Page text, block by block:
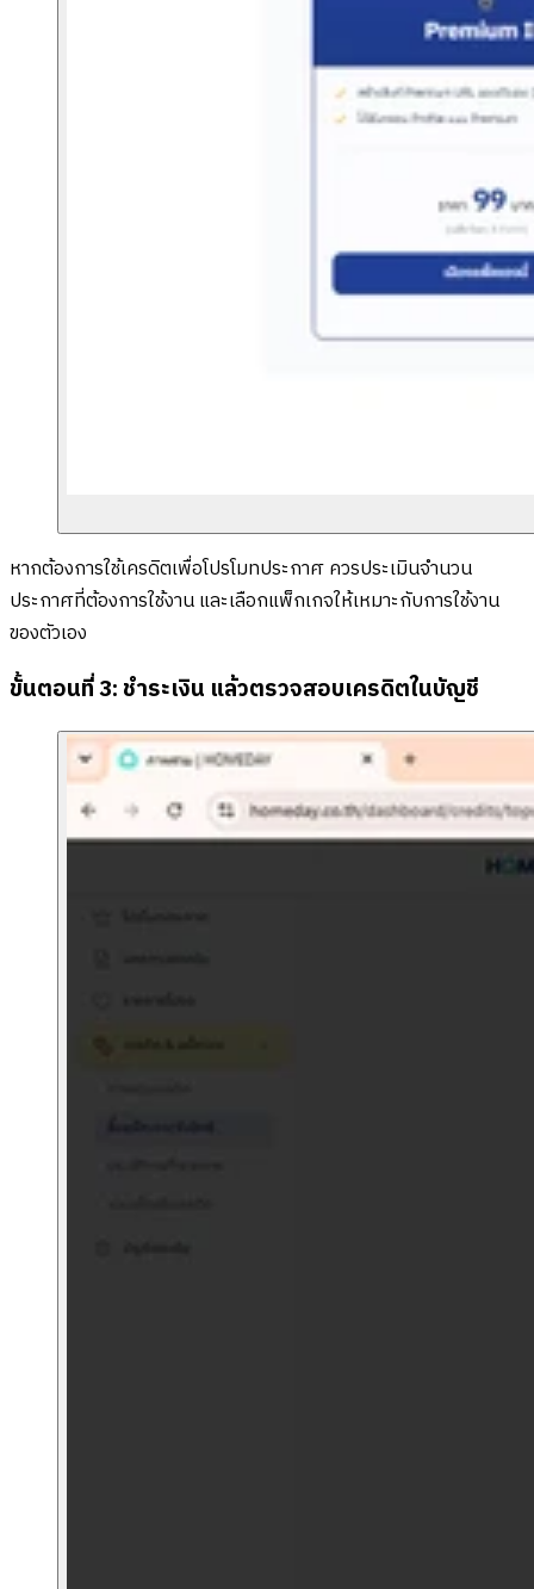
หากต้องการใช้เครดิตเพื่อโปรโมทประกาศ ควรประเมินจำนวน
ประกาศที่ต้องการใช้งาน และเลือกแพ็กเกจให้เหมาะกับการใช้งาน
ของตัวเอง
ขั้นตอนที่ 3: ชำระเงิน แล้วตรวจสอบเครดิตในบัญชี